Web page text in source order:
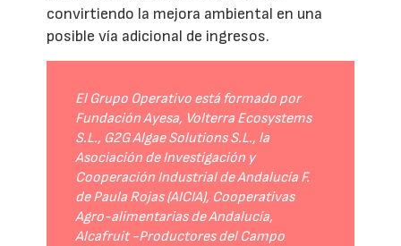
convirtiendo la mejora ambiental en una
posible vía adicional de ingresos.
El Grupo Operativo está formado por
Fundación Ayesa, Volterra Ecosystems
S.L., G2G Algae Solutions S.L., la
Asociación de Investigación y
Cooperación Industrial de Andalucía F.
de Paula Rojas (AICIA), Cooperativas
Agro-alimentarias de Andalucía,
Alcafruit -Productores del Campo